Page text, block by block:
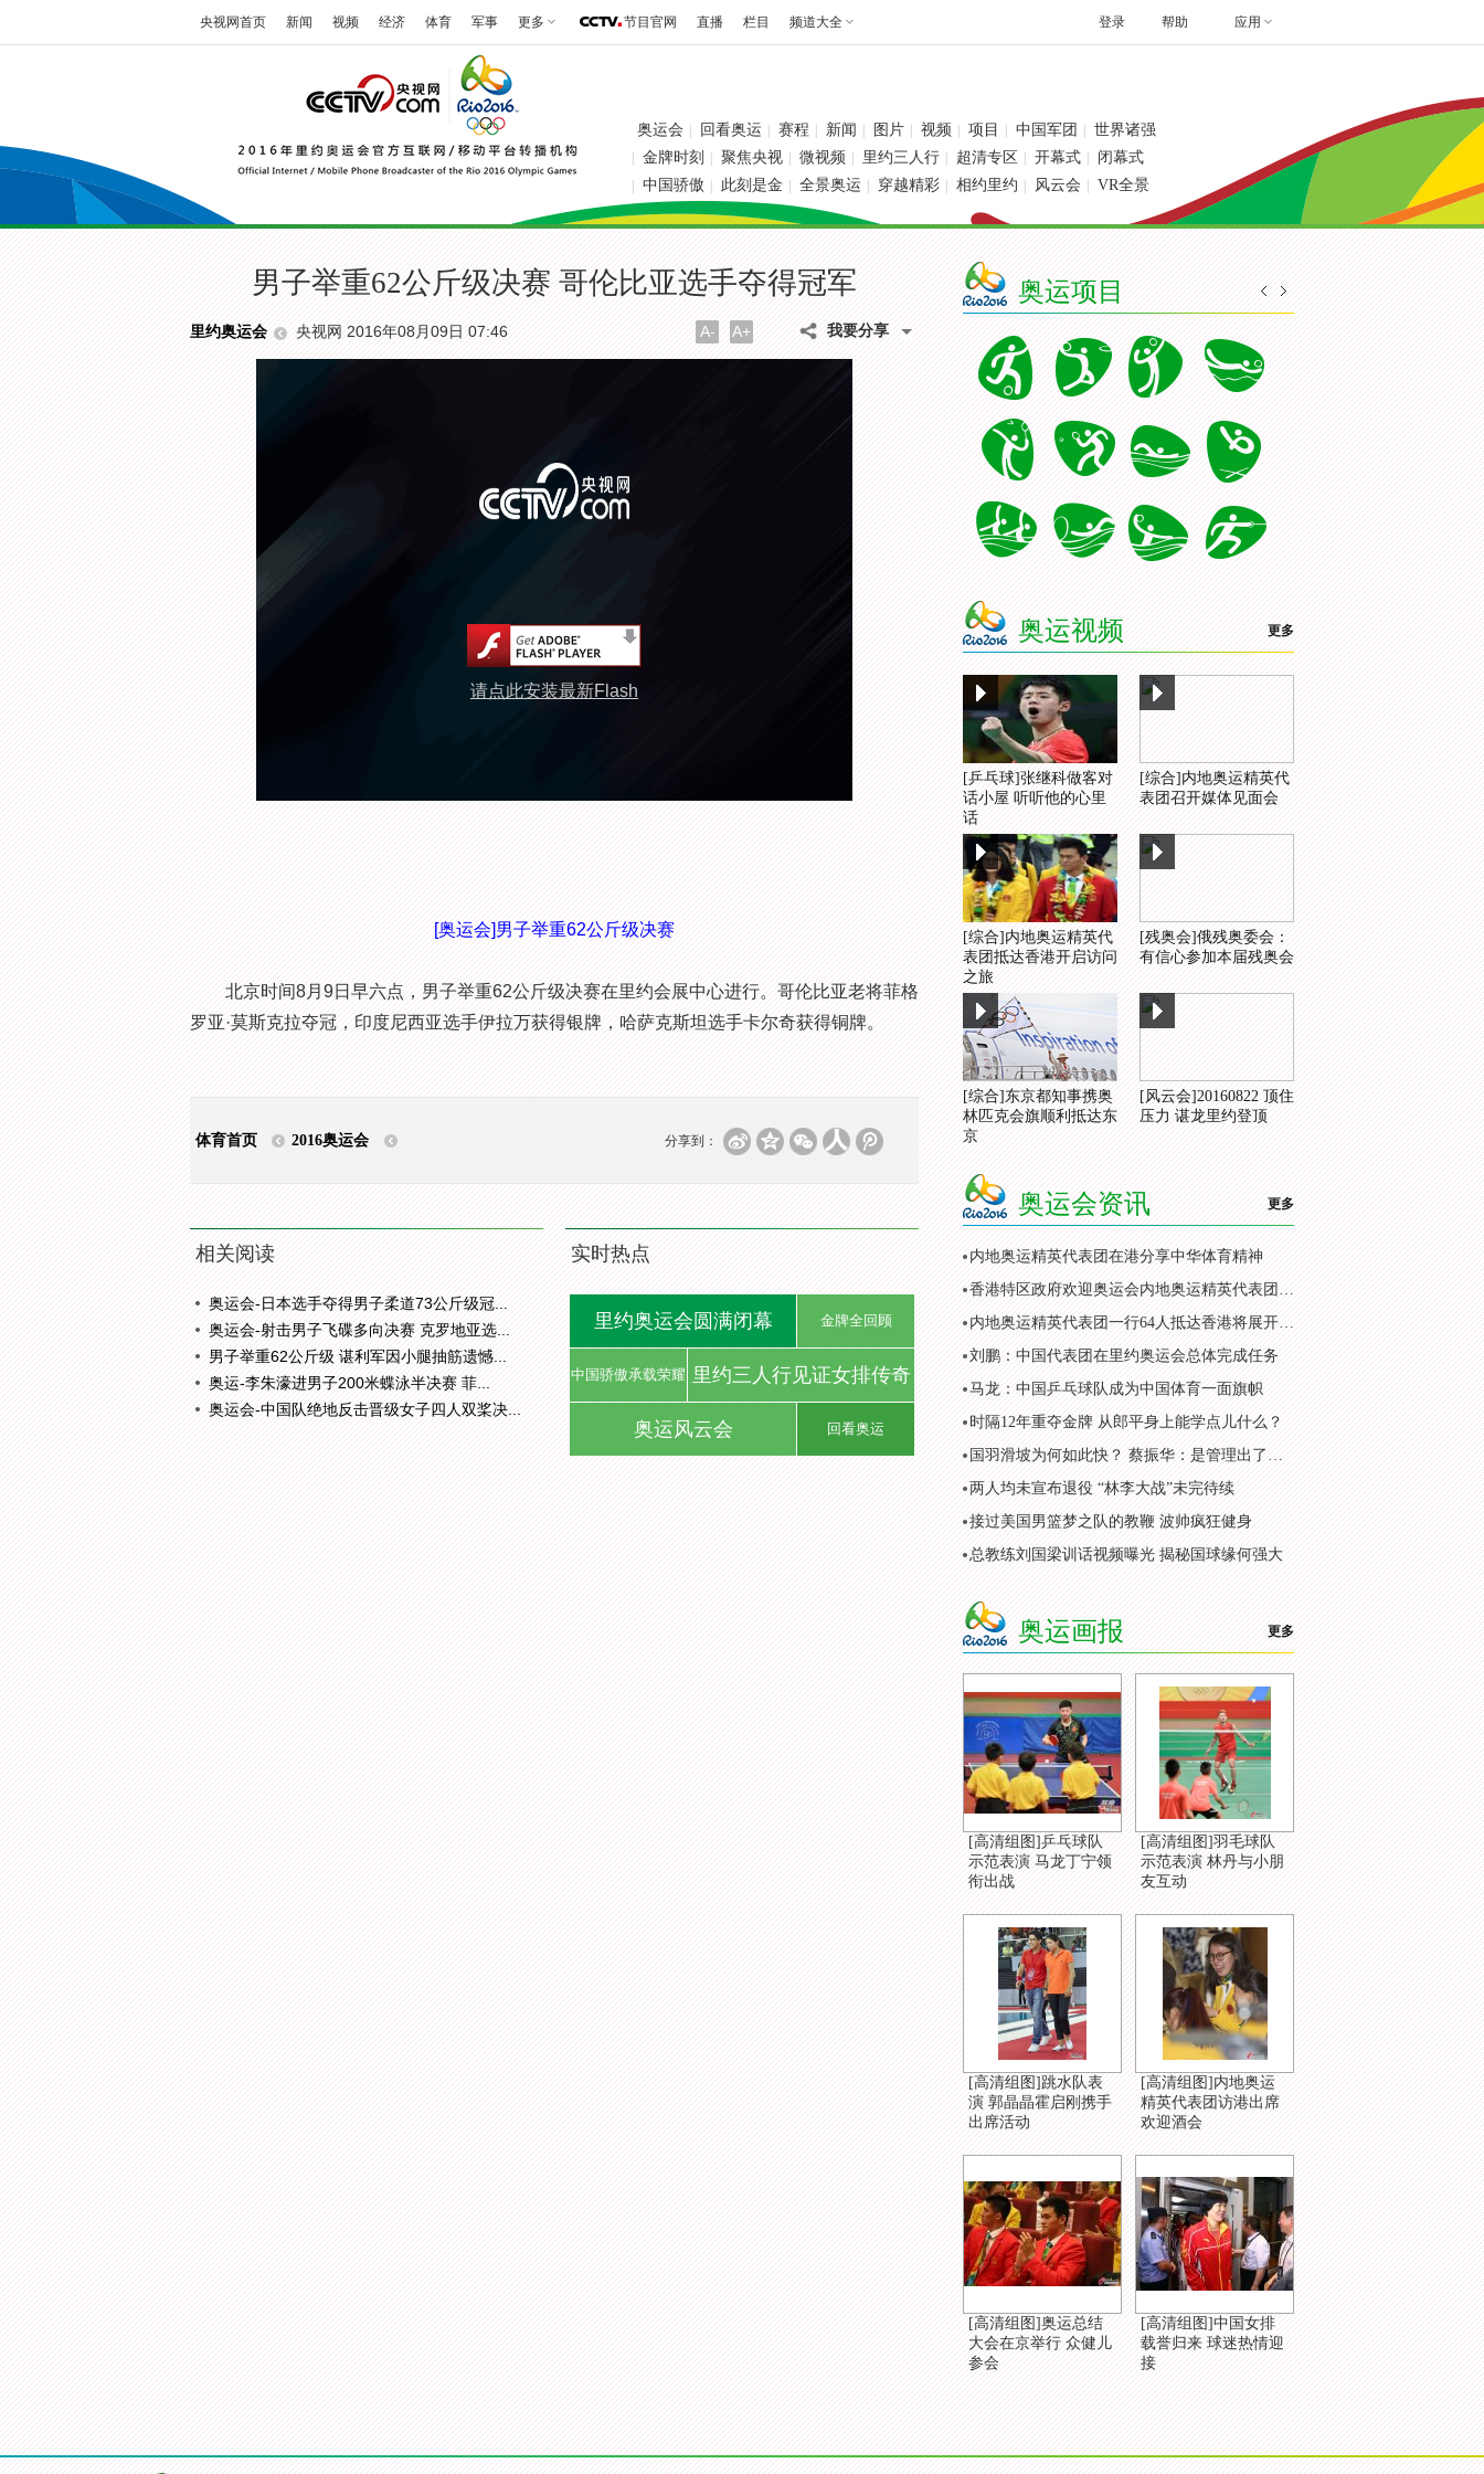
央视网首页 新闻 视频 经济 体育 军事 更多 节目官网 直播 栏目 频道大全 帮助 应用
登录
奥运会 回看奥运 赛程 新闻 图片 视频 项目 中国军团 世界诸强
金牌时刻 聚焦央视 微视频 里约三人行 超清专区 开幕式 闭幕式
中国骄傲 此刻是金 全景奥运 穿越精彩 相约里约 风云会 VR全景
男子举重62公斤级决赛 哥伦比亚选手夺得冠军
里约奥运会 央视网 2016年08月09日 07:46 A- A+ 我要分享
请点此安装最新Flash
[奥运会]男子举重62公斤级决赛
北京时间8月9日早六点，男子举重62公斤级决赛在里约会展中心进行。哥伦比亚老将菲格
罗亚·莫斯克拉夺冠，印度尼西亚选手伊拉万获得银牌，哈萨克斯坦选手卡尔奇获得铜牌。
体育首页 2016奥运会 分享到：
相关阅读
奥运会-日本选手夺得男子柔道73公斤级冠...
奥运会-射击男子飞碟多向决赛 克罗地亚选...
男子举重62公斤级 谌利军因小腿抽筋遗憾...
奥运-李朱濠进男子200米蝶泳半决赛 菲...
奥运会-中国队绝地反击晋级女子四人双桨决...
实时热点
里约奥运会圆满闭幕 金牌全回顾
中国骄傲承载荣耀 里约三人行见证女排传奇
奥运风云会 回看奥运
奥运项目
奥运视频 更多
[乒乓球]张继科做客对
话小屋 听听他的心里
话
[综合]内地奥运精英代
表团召开媒体见面会
[综合]内地奥运精英代
表团抵达香港开启访问
之旅
[残奥会]俄残奥委会：
有信心参加本届残奥会
[综合]东京都知事携奥
林匹克会旗顺利抵达东
京
[风云会]20160822 顶住
压力 谌龙里约登顶
奥运会资讯 更多
内地奥运精英代表团在港分享中华体育精神
香港特区政府欢迎奥运会内地奥运精英代表团访港
内地奥运精英代表团一行64人抵达香港将展开访问
刘鹏：中国代表团在里约奥运会总体完成任务
马龙：中国乒乓球队成为中国体育一面旗帜
时隔12年重夺金牌 从郎平身上能学点儿什么？
国羽滑坡为何如此快？ 蔡振华：是管理出了问题
两人均未宣布退役 “林李大战”未完待续
接过美国男篮梦之队的教鞭 波帅疯狂健身
总教练刘国梁训话视频曝光 揭秘国球缘何强大
奥运画报 更多
[高清组图]乒乓球队
示范表演 马龙丁宁领
衔出战
[高清组图]羽毛球队
示范表演 林丹与小朋
友互动
[高清组图]跳水队表
演 郭晶晶霍启刚携手
出席活动
[高清组图]内地奥运
精英代表团访港出席
欢迎酒会
[高清组图]奥运总结
大会在京举行 众健儿
参会
[高清组图]中国女排
载誉归来 球迷热情迎
接